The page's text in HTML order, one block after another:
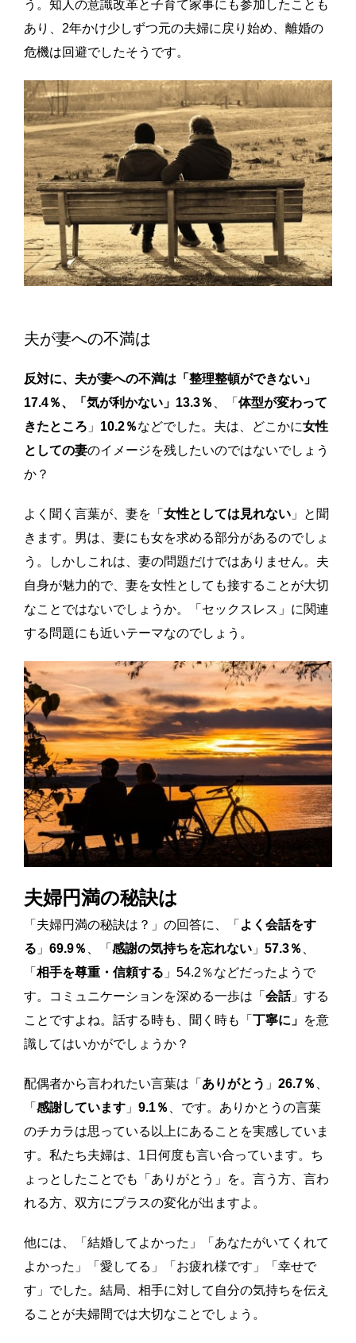
う。知人の意識改革と子育て家事にも参加したことも
あり、2年かけ少しずつ元の夫婦に戻り始め、離婚の
危機は回避でしたそうです。
夫が妻への不満は
反対に、夫が妻への不満は「整理整頓ができない」
17.4％、「気が利かない」13.3％
、「 体型が変わって
きたところ 」 10.2％などでした。夫は、どこかに女性
としての妻のイメージを残したいのではないでしょう
か？
よく聞く言葉が、妻を「 女性としては見れない 」と聞
きます。男は、妻にも女を求める部分があるのでしょ
う。しかしこれは、妻の問題だけではありません。夫
自身が魅力的で、妻を女性としても接することが大切
なことではないでしょうか。「セックスレス」に関連
する問題にも近いテーマなのでしょう。
夫婦円満の秘訣は
「夫婦円満の秘訣は？」の回答に、「 よく会話をす
る 」 69.9％ 、「 感謝の気持ちを忘れない 」 57.3％
「 相手を尊重・信頼する 」54.2％などだったようで
す。コミュニケーションを深める一歩は「 会話」する
ことですよね。話する時も、聞く時も「 丁寧に」 を意
識してはいかがでしょうか？
配偶者から言われたい言葉は 「 ありがとう 」 26.7％
「 感謝しています 」 9.1％
、です。ありかとうの言葉
のチカラは思っている以上にあることを実感していま
す。私たち夫婦は、1日何度も言い合っています。ち
ょっとしたことでも「ありがとう」を。言う方、言わ
れる方、双方にプラスの変化が出ますよ。
他には、「結婚してよかった」「あなたがいてくれて
よかった」「愛してる」「お疲れ様です」「幸せで
す」でした。結局、相手に対して自分の気持ちを伝え
ることが夫婦間では大切なことでしょう。